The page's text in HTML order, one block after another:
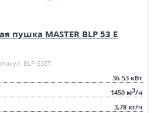
пушка MASTER BLP 53 E
BLP 53ET
36-53 кВт
1450 м3/ч
3,78 кг/ч